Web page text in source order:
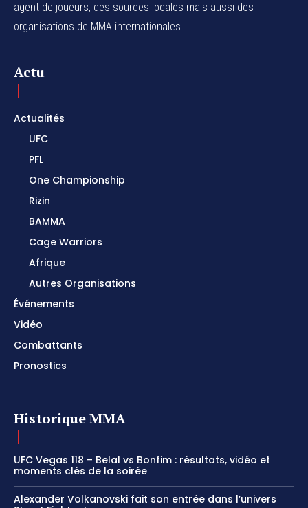
agent de joueurs, des sources locales mais aussi des
organisations de MMA internationales.
Actu
Actualités
UFC
PFL
One Championship
Rizin
BAMMA
Cage Warriors
Afrique
Autres Organisations
Événements
Vidéo
Combattants
Pronostics
Historique MMA
UFC Vegas 118 – Belal vs Bonfim : résultats, vidéo et
moments clés de la soirée
Alexander Volkanovski fait son entrée dans l’univers